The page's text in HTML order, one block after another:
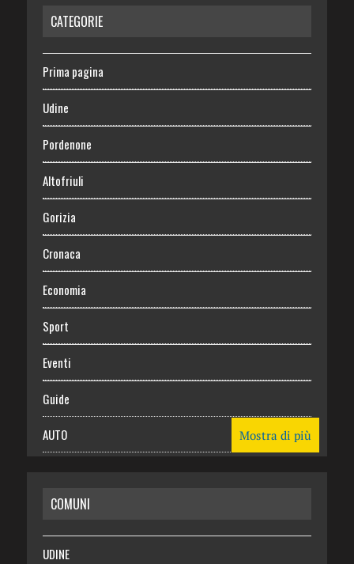
CATEGORIE
Prima pagina
Udine
Pordenone
Altofriuli
Gorizia
Cronaca
Economia
Sport
Eventi
Guide
AUTO
RISPARMIO
SALUTE
Mostra di più
COMUNI
UDINE